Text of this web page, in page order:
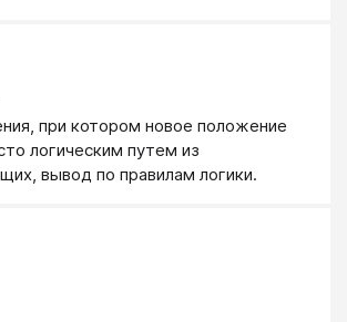
при котором новое положение
логическим путем из
вывод по правилам логики.